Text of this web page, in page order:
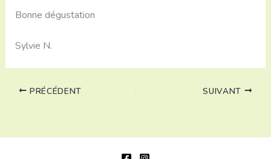
Bonne dégustation
Sylvie N.
PRÉCÉDENT SUIVANT